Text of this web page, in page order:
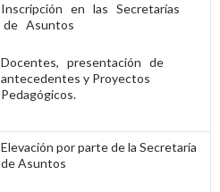
Inscripción en las Secretarías
de Asuntos
Docentes, presentación de
antecedentes y Proyectos
Pedagógicos.
Elevación por parte de la Secretaría
de Asuntos